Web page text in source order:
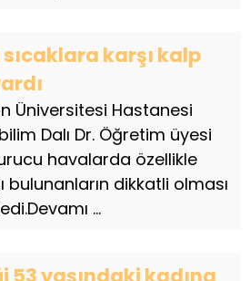
sıcaklara karşı kalp
Üniversitesi Hastanesi
Dalı Dr. Öğretim üyesi
havalarda özellikle
bulunanların dikkatli olması
...